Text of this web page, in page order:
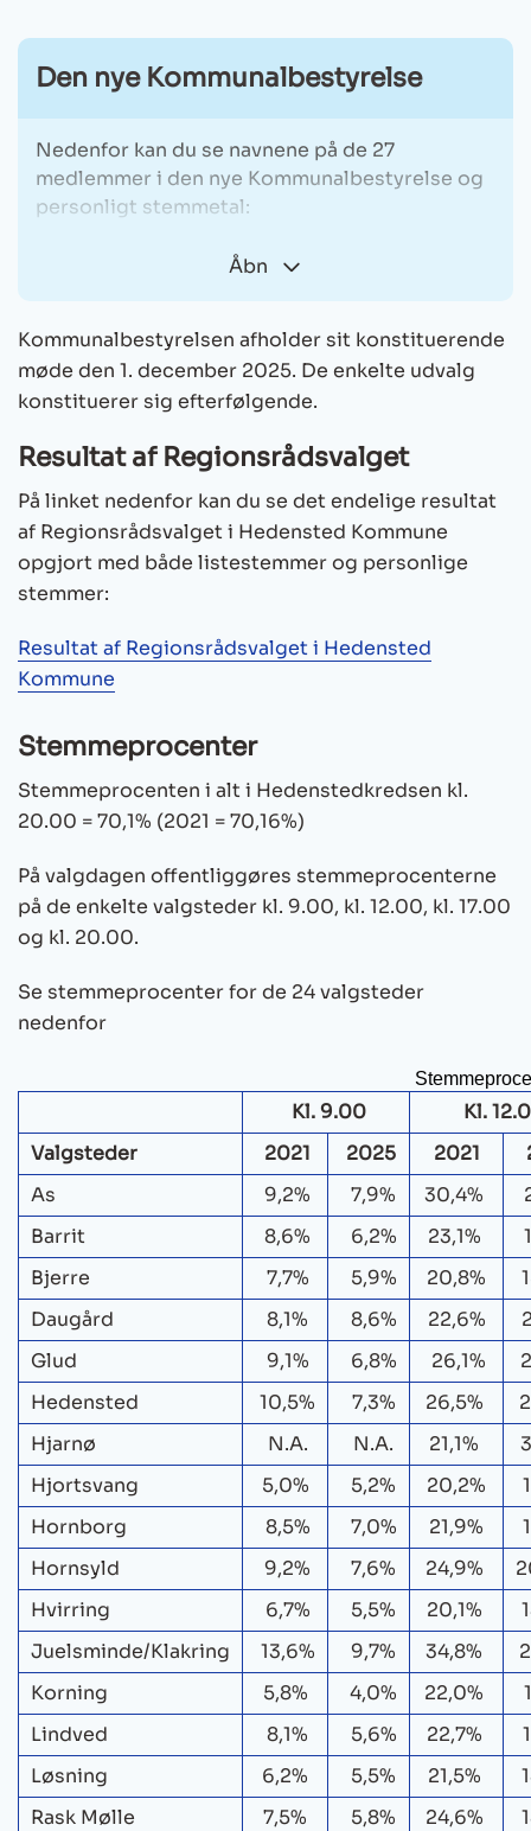
Den nye Kommunalbestyrelse
Åbn
Nedenfor kan du se navnene på de 27
medlemmer i den nye Kommunalbestyrelse og
personligt stemmetal:
A. Socialdemokratiet
Finn Kejfe Abrahamsen: 609
Claus Thaisen: 607
Hanne Grangaard: 542
Liselotte Hillestrøm: 477
Julie Maaløe: 374
Henrik Alleslev: 292
F. SF – Socialistisk Folkeparti
Steffan Rosenhede Jensen: 359
Diana Sofie Beurze: 371
K. Kristendemokraterne
O. Dansk Folkeparti
Ove Kjærskov Nielsen: 508
Kennet Bøeg-Jensen: 219
V. Venstre, Danmarks Liberale Parti
Lars Poulsen: 718
Merete Skovgaard: 691
Claus E. Nielsen: 601
Kim Tuominen: 472
Mette Herløv Jepsen: 388
Jakob Toftebjerg: 371
Hans Vacker: 375
Viggo Kjær Poulsen: 364
Jeppe Mouritsen: 345
Æ. Danmarks Demokraterne – Inger
Støjberg
Hans Kristian Skibby: 841
Rune H. Mikkelsen: 548
Herluf Møller: 208
Kommunalbestyrelsen afholder sit konstituerende
møde den 1. december 2025. De enkelte udvalg
konstituerer sig efterfølgende.
Resultat af Regionsrådsvalget
På linket nedenfor kan du se det endelige resultat
af Regionsrådsvalget i Hedensted Kommune
opgjort med både listestemmer og personlige
stemmer:
Resultat af Regionsrådsvalget i Hedensted
Kommune
Stemmeprocenter
Stemmeprocenten i alt i Hedenstedkredsen kl.
20.00 = 70,1% (2021 = 70,16%)
På valgdagen offentliggøres stemmeprocenterne
på de enkelte valgsteder kl. 9.00, kl. 12.00, kl. 17.00
og kl. 20.00.
Se stemmeprocenter for de 24 valgsteder
nedenfor
Kl. 9.00
Kl.
Valgsteder
2021 2025 2021
As
9,2% 7,9% 30,4%
Barrit
8,6% 6,2% 23,1%
Bjerre
7,7% 5,9% 20,8%
Daugård
8,1% 8,6% 22,6%
Glud
9,1% 6,8% 26,1%
Hedensted
10,5% 7,3% 26,5%
Hjarnø
N.A. N.A. 21,1%
Hjortsvang
5,0% 5,2% 20,2%
Hornborg
8,5% 7,0% 21,9%
Hornsyld
9,2% 7,6% 24,9%
Hvirring
6,7% 5,5% 20,1%
Juelsminde/Klakring
13,6% 9,7% 34,8%
Korning
5,8% 4,0% 22,0%
Lindved
8,1% 5,6% 22,7%
Løsning
6,2% 5,5% 21,5%
Rask Mølle
7,5% 5,8% 24,6%